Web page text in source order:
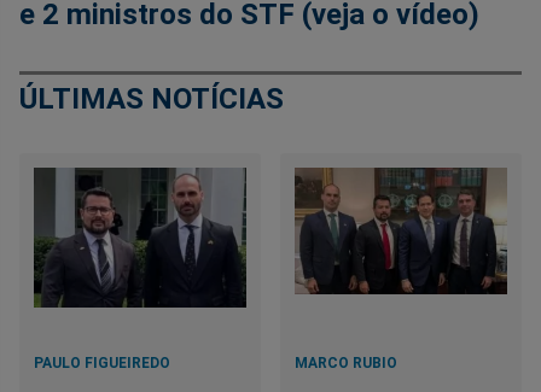
e 2 ministros do STF (veja o vídeo)
ÚLTIMAS NOTÍCIAS
PAULO FIGUEIREDO MARCO RUBIO